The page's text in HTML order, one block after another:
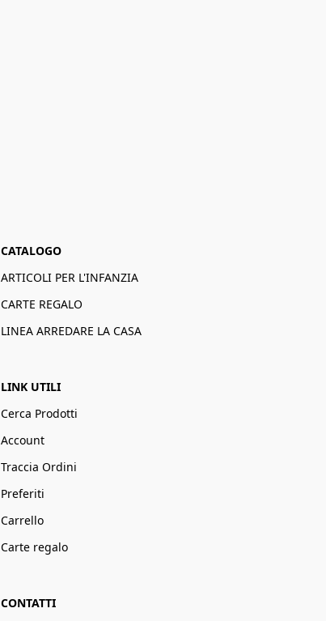
CATALOGO
ARTICOLI PER L'INFANZIA
CARTE REGALO
LINEA ARREDARE LA CASA
LINK UTILI
Cerca Prodotti
Account
Traccia Ordini
Preferiti
Carrello
Carte regalo
CONTATTI